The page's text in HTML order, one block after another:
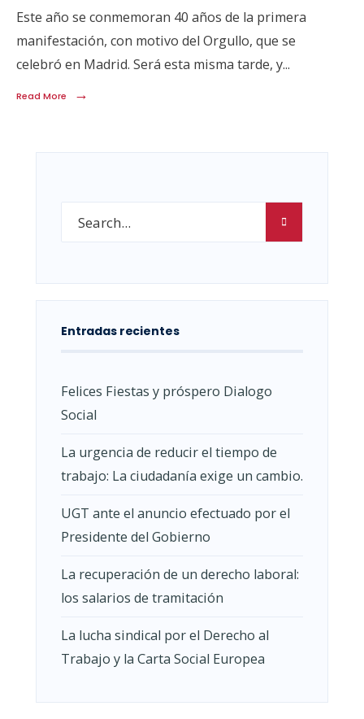
Este año se conmemoran 40 años de la primera
manifestación, con motivo del Orgullo, que se
celebró en Madrid. Será esta misma tarde, y...
Read More →
Entradas recientes
Felices Fiestas y próspero Dialogo
Social
La urgencia de reducir el tiempo de
trabajo: La ciudadanía exige un cambio.
UGT ante el anuncio efectuado por el
Presidente del Gobierno
La recuperación de un derecho laboral:
los salarios de tramitación
La lucha sindical por el Derecho al
Trabajo y la Carta Social Europea